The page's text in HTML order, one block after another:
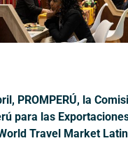
PROMPERÚ, la
para las
Travel Market